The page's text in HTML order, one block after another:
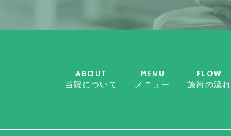
ABOUT
当院について
MENU
メニュー
FLOW
施術の流れ